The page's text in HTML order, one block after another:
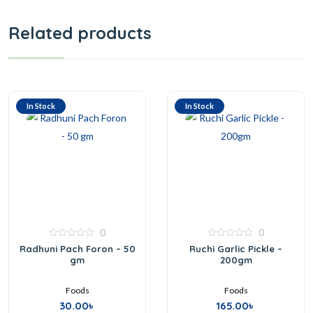
Related products
In Stock
out
0
Radhuni Pach Foron – 50
gm
Foods
30.00৳
In Stock
0
out
0
Ruchi Garlic Pickle –
200gm
Foods
165.00৳